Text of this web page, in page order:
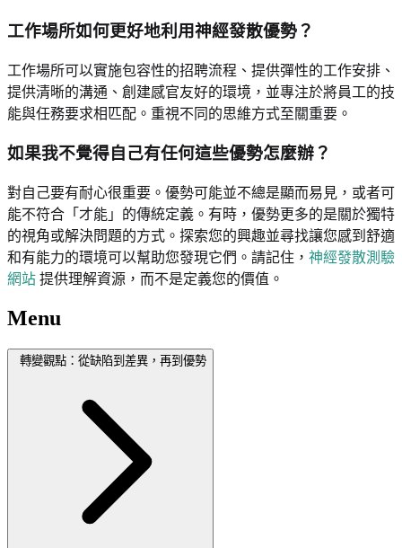
工作場所如何更好地利用神經發散優勢？
工作場所可以實施包容性的招聘流程、提供彈性的工作安排、
提供清晰的溝通、創建感官友好的環境，並專注於將員工的技
能與任務要求相匹配。重視不同的思維方式至關重要。
如果我不覺得自己有任何這些優勢怎麼辦？
對自己要有耐心很重要。優勢可能並不總是顯而易見，或者可
能不符合「才能」的傳統定義。有時，優勢更多的是關於獨特
的視角或解決問題的方式。探索您的興趣並尋找讓您感到舒適
和有能力的環境可以幫助您發現它們。請記住， 神經發散測驗
網站 提供理解資源，而不是定義您的價值。
Menu
轉變觀點：從缺陷到差異，再到優勢